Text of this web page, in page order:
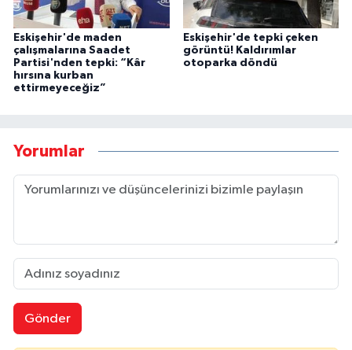
Eskişehir'de maden
çalışmalarına Saadet
Partisi'nden tepki: “Kâr
hırsına kurban
ettirmeyeceğiz”
Eskişehir'de tepki çeken
görüntü! Kaldırımlar
otoparka döndü
Yorumlar
Gönder